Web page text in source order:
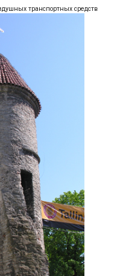
транспортных средств